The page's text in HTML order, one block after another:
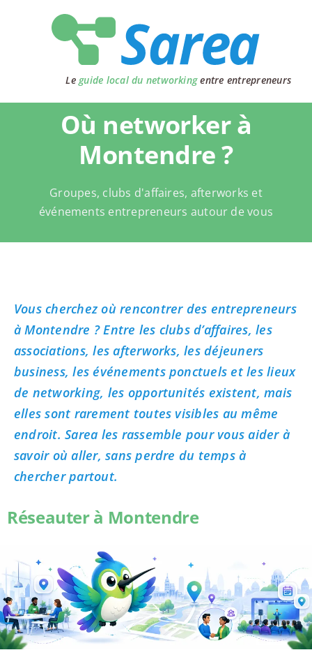
Le guide local du networkingentre entrepreneurs
Où networker à
Montendre ?
Groupes, clubs d'affaires, afterworks et
événements entrepreneurs autour de vous
Vous cherchez où rencontrer des entrepreneurs
à Montendre ? Entre les clubs d’affaires, les
associations, les afterworks, les déjeuners
business, les événements ponctuels et les lieux
de networking, les opportunités existent, mais
elles sont rarement toutes visibles au même
endroit. Sarea les rassemble pour vous aider à
savoir où aller, sans perdre du temps à
chercher partout.
Réseauter à Montendre